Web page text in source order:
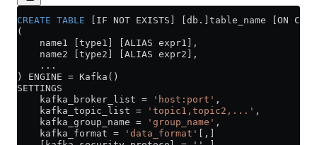
CREATE TABLE [IF NOT EXISTS] [db.]table_name [ON
(
    name1 [type1] [ALIAS expr1],
    name2 [type2] [ALIAS expr2],
    ...
) ENGINE = Kafka()
SETTINGS
    kafka_broker_list
= 'host:port' ,
    kafka_topic_list
= 'topic1,topic2,...' ,
    kafka_group_name
= 'group_name' ,
    kafka_format
= 'data_format'
[,]